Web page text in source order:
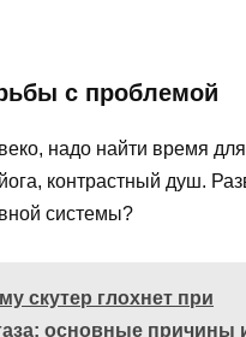
с проблемой
надо найти время
контрастный душ.
системы?
скутер глохнет при
основные причины